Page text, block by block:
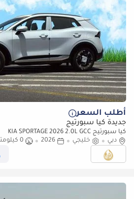
أطلب السعر
جديدة كيا سبورتيج
كيا سبورتيج KIA SPORTAGE 2026 2.0L GCC
دبي
خليجي 2026
0 كيلومتر